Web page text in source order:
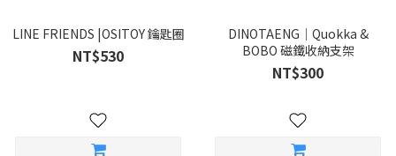
LINE FRIENDS |OSITOY 鑰匙圈
NT$530
DINOTAENG｜Quokka &
BOBO 磁鐵收納支架
NT$300